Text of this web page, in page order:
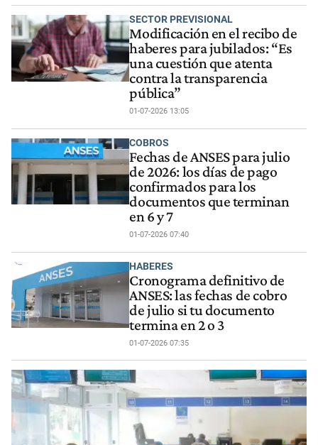
SECTOR PREVISIONAL
Modificación en el recibo de
haberes para jubilados: “Es
una cuestión que atenta
contra la transparencia
pública”
01-07-2026 13:05
COBROS
Fechas de ANSES para julio
de 2026: los días de pago
confirmados para los
documentos que terminan
en 6 y 7
01-07-2026 07:40
HABERES
Cronograma definitivo de
ANSES: las fechas de cobro
de julio si tu documento
termina en 2 o 3
01-07-2026 07:35